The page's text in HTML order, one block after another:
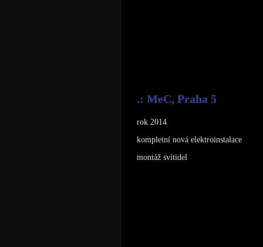
.: MeC, Praha 5
rok 2014
kompletní nová elektroinstalace
montáž svítidel